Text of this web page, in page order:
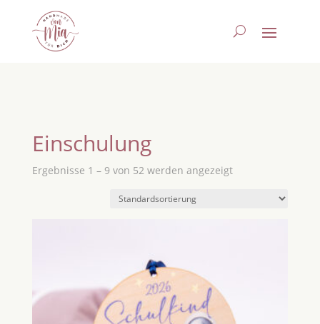
Einschulung
Ergebnisse 1 – 9 von 52 werden angezeigt